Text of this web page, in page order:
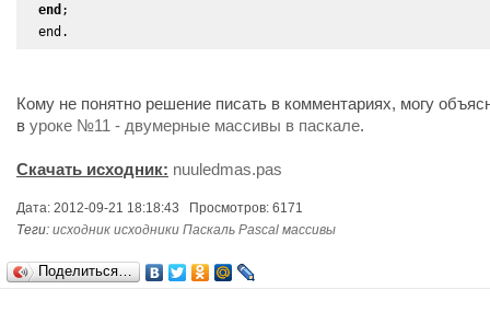
end ;
  end.
Кому не понятно решение писать в комментариях, могу
в уроке №11 - двумерные массивы в паскале.
Скачать исходник: nuuledmas.pas
Дата: 2012-09-21 18:18:43 Просмотров: 6171
Теги: исходник исходники Паскаль Pascal массивы
Поделиться…